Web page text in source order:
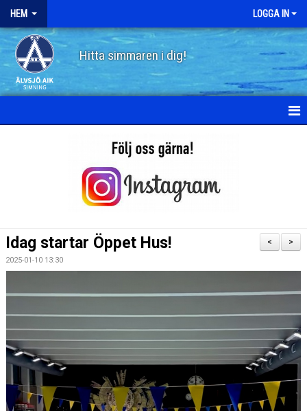
HEM LOGGA IN
Hitta simmaren i dig!
OM ÄLVSJÖ AIK SIMNING
POLICY
ANTIMOBBING
GDPR
ARKIV
JOBBA HOS OSS
>
<
Idag startar Öppet Hus!
2025-01-10 13:30